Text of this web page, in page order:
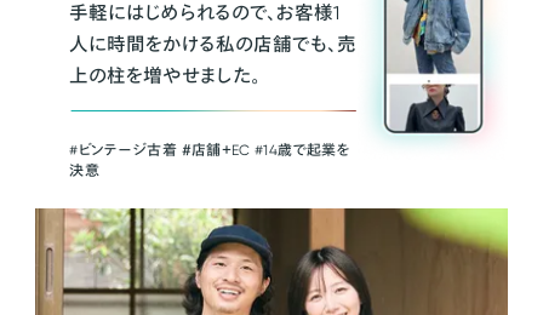
手軽にはじめられるので、お客様1
人に時間をかける私の店舗でも、売
上の柱を増やせました。
#ビンテージ古着 ＃店舗＋EC #14歳で起業を
決意